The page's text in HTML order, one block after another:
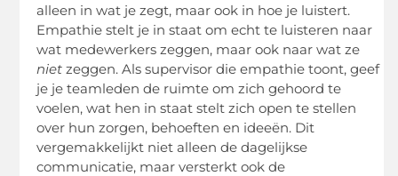
alleen in wat je zegt, maar ook in hoe je luistert.
Empathie stelt je in staat om echt te luisteren naar
wat medewerkers zeggen, maar ook naar wat ze
niet zeggen. Als supervisor die empathie toont, geef
je je teamleden de ruimte om zich gehoord te
voelen, wat hen in staat stelt zich open te stellen
over hun zorgen, behoeften en ideeën. Dit
vergemakkelijkt niet alleen de dagelijkse
communicatie, maar versterkt ook de